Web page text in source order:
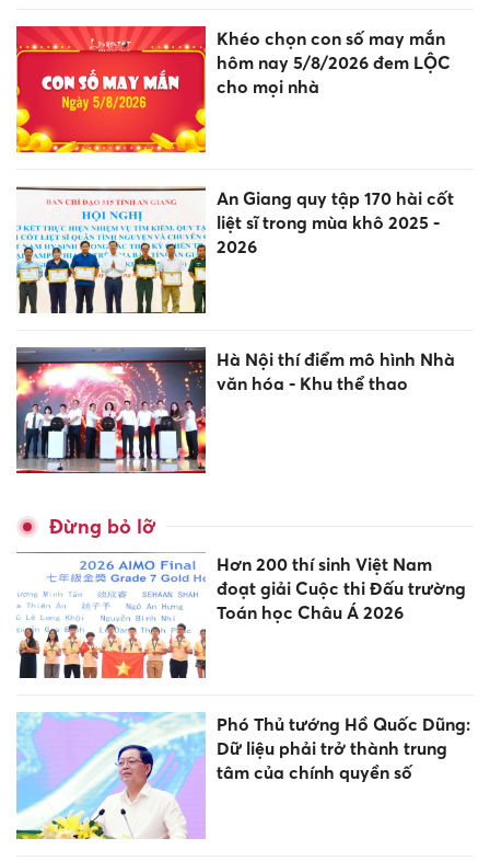
Khéo chọn con số may mắn
hôm nay 5/8/2026 đem LỘC
cho mọi nhà
An Giang quy tập 170 hài cốt
liệt sĩ trong mùa khô 2025 -
2026
Hà Nội thí điểm mô hình Nhà
văn hóa - Khu thể thao
Đừng bỏ lỡ
Hơn 200 thí sinh Việt Nam
đoạt giải Cuộc thi Đấu trường
Toán học Châu Á 2026
Phó Thủ tướng Hồ Quốc Dũng:
Dữ liệu phải trở thành trung
tâm của chính quyền số